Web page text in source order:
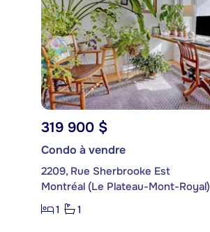
319 900 $
Condo à vendre
2209, Rue Sherbrooke Est
Montréal (Le Plateau-Mont-Royal)
1
1